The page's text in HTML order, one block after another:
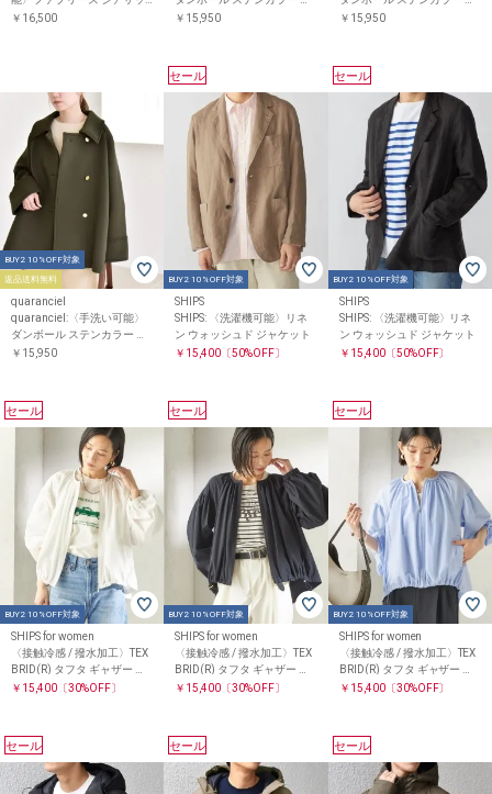
カー ジャケット(セットアッ
￥16,500
ャケット コート26SS
￥15,950
ャケット コート26SS
￥15,950
BUY2 10%OFF対象
返品送料無料
quaranciel
quaranciel:〈手洗い可能〉
ダンボール ステンカラー ジ
ャケット コート26SS
￥15,950
セール
BUY2 10%OFF対象
SHIPS
SHIPS: 〈洗濯機可能〉リネ
ン ウォッシュド ジャケット
￥15,400 〔50%OFF〕
セール
BUY2 10%OFF対象
SHIPS
SHIPS: 〈洗濯機可能〉リネ
ン ウォッシュド ジャケット
￥15,400〔50%OFF〕
セール
BUY2 10%OFF対象
SHIPS for women
〈接触冷感 / 撥水加工〉TEX
BRID(R) タフタ ギャザー 羽
織 ブルゾン
￥15,400〔30%OFF〕
セール
BUY2 10%OFF対象
SHIPS for women
〈接触冷感 / 撥水加工〉TEX
BRID(R) タフタ ギャザー 羽
織 ブルゾン
￥15,400 〔30%OFF〕
セール
BUY2 10%OFF対象
SHIPS for women
〈接触冷感 / 撥水加工〉TEX
BRID(R) タフタ ギャザー 羽
織 ブルゾン
￥15,400〔30%OFF〕
セール セール セール